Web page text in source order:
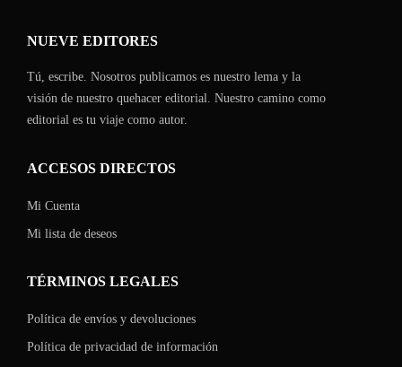
NUEVE EDITORES
Tú, escribe. Nosotros publicamos es nuestro lema y la
visión de nuestro quehacer editorial. Nuestro camino como
editorial es tu viaje como autor.
ACCESOS DIRECTOS
Mi Cuenta
Mi lista de deseos
TÉRMINOS LEGALES
Política de envíos y devoluciones
Política de privacidad de información